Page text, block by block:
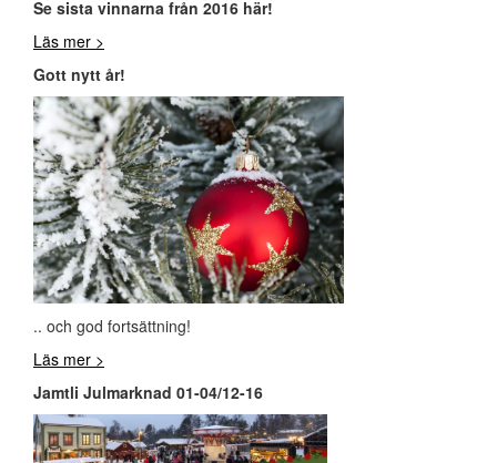
Se sista vinnarna från 2016 här!
Läs mer >
Gott nytt år!
.. och god fortsättning!
Läs mer >
Jamtli Julmarknad 01-04/12-16